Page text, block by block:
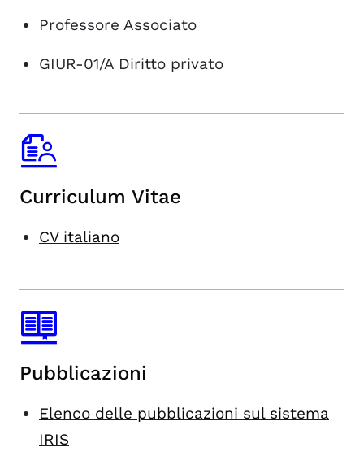
Professore Associato
GIUR-01/A Diritto privato
Curriculum Vitae
CV italiano
Pubblicazioni
Elenco delle pubblicazioni sul sistema
IRIS